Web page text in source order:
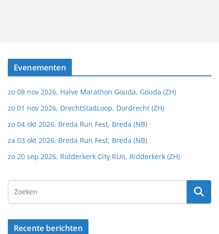
Evenementen
zo 08 nov 2026, Halve Marathon Gouda, Gouda (ZH)
zo 01 nov 2026, DrechtStadLoop, Dordrecht (ZH)
zo 04 okt 2026, Breda Run Fest, Breda (NB)
za 03 okt 2026, Breda Run Fest, Breda (NB)
zo 20 sep 2026, Ridderkerk City RUn, Ridderkerk (ZH)
Recente berichten